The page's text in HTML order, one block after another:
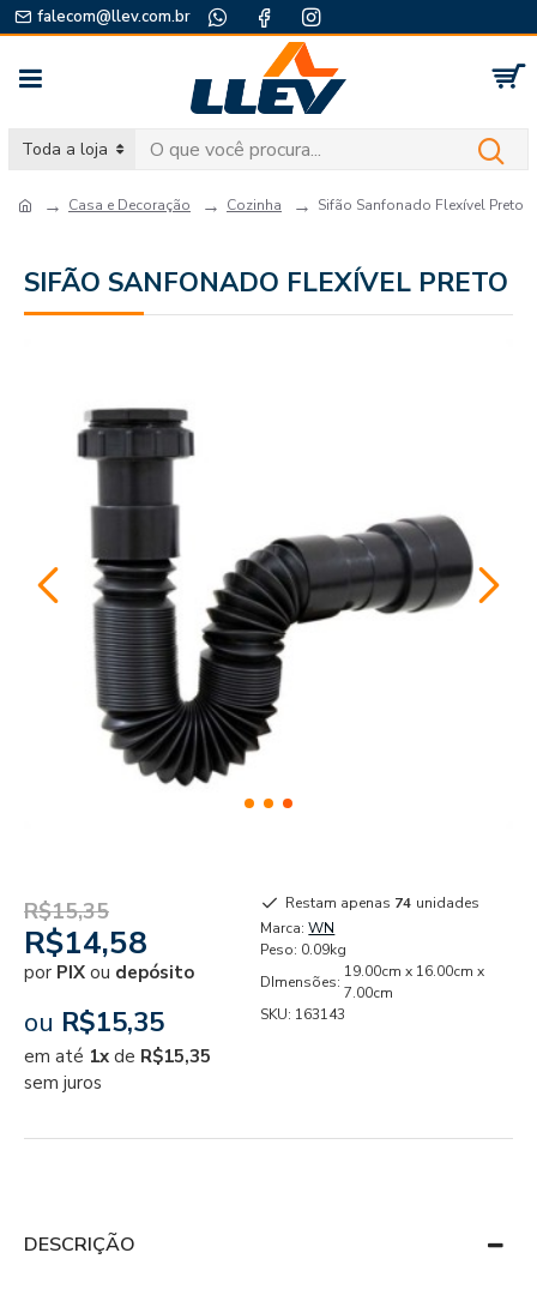
falecom@llev.com.br
Toda a loja
Casa e Decoração Cozinha Sifão Sanfonado Flexível Preto
SIFÃO SANFONADO FLEXÍVEL PRETO
R$14,58
R$15,35
por PIX ou depósito
ou R$15,35
em até 1x de R$15,35
sem juros
Restam apenas 74 unidades
Marca: WN
Peso: 0.09kg
DImensões:
19.00cm x 16.00cm x
7.00cm
SKU: 163143
DESCRIÇÃO